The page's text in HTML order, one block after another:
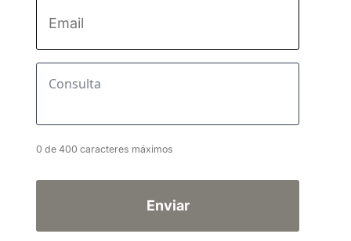
Consulta
0 de 400 caracteres máximos